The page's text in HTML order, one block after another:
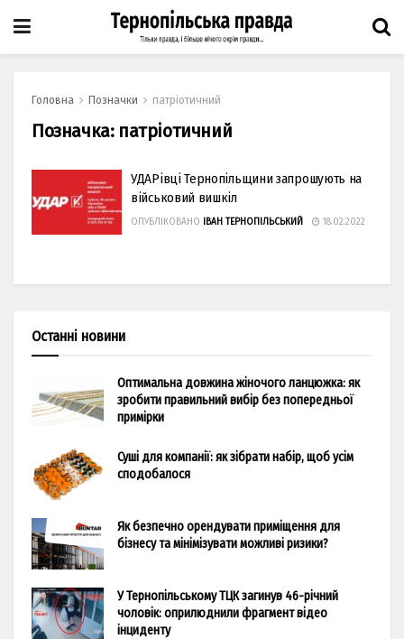
Головна Позначки патріотичний
Позначка: патріотичний
УДАРівці Тернопільщини запрошують на
військовий вишкіл
ОПУБЛІКОВАНО ІВАН ТЕРНОПІЛЬСЬКИЙ 18.02.2022
Останні новини
Оптимальна довжина жіночого ланцюжка: як
зробити правильний вибір без попередньої
примірки
Суші для компанії: як зібрати набір, щоб усім
сподобалося
Як безпечно орендувати приміщення для
бізнесу та мінімізувати можливі ризики?
У Тернопільському ТЦК загинув 46-річний
чоловік: оприлюднили фрагмент відео
інциденту